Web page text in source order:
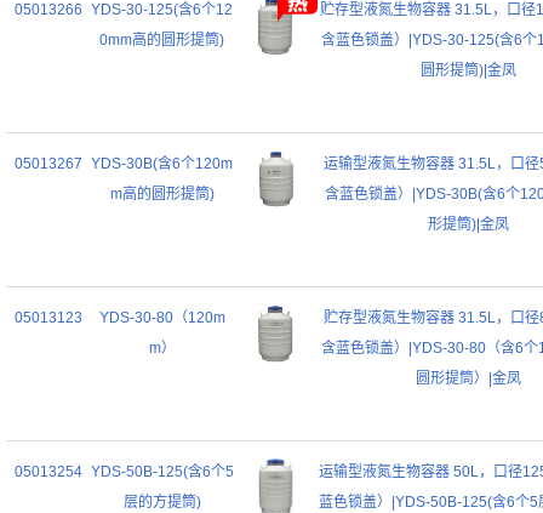
05013266 YDS-30-125(含6个12
0mm高的圆形提筒)
贮存型液氮生物容器 31.5L，口径
含蓝色锁盖）|YDS-30-125(含6个
圆形提筒)|金凤
05013267 YDS-30B(含6个120m
m高的圆形提筒)
运输型液氮生物容器 31.5L，口
含蓝色锁盖）|YDS-30B(含6个
形提筒)|金凤
05013123
YDS-30-80（120m
m）
贮存型液氮生物容器 31.5L，口
含蓝色锁盖）|YDS-30-80（含6个
圆形提筒）|金凤
05013254 YDS-50B-125(含6个5
层的方提筒)
运输型液氮生物容器 50L，口径
蓝色锁盖）|YDS-50B-125(含6个5